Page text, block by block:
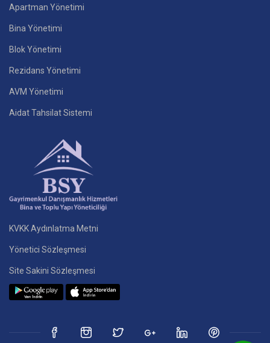
Apartman Yönetimi
Bina Yönetimi
Blok Yönetimi
Rezidans Yönetimi
AVM Yönetimi
Aidat Tahsilat Sistemi
KVKK Aydınlatma Metni
Yönetici Sözleşmesi
Site Sakini Sözleşmesi